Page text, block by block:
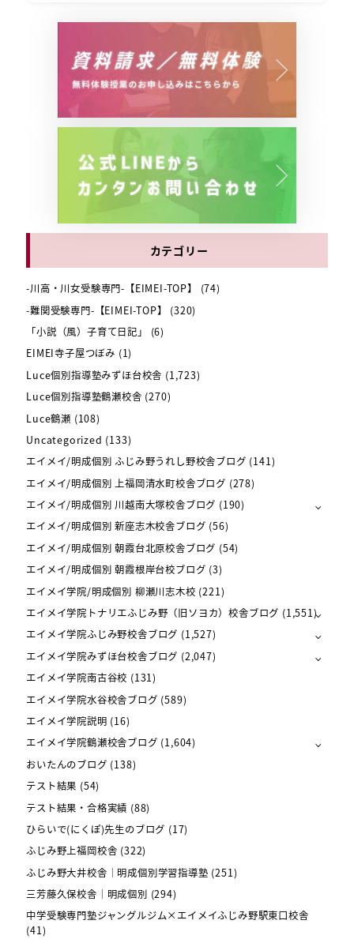
カテゴリー
-川高・川女受験専門-【EIMEI-TOP】
(74)
-難関受験専門-【EIMEI-TOP】
(320)
「小説（風）子育て日記」
(6)
EIMEI寺子屋つぼみ (1)
Luce個別指導塾みずほ台校舎 (1,723)
Luce個別指導塾鶴瀬校舎 (270)
Luce鶴瀬 (108)
Uncategorized (133)
エイメイ/明成個別 ふじみ野うれし野校舎ブログ (141)
エイメイ/明成個別 上福岡清水町校舎ブログ (278)
エイメイ/明成個別 川越南大塚校舎ブログ (190)
エイメイ/明成個別 新座志木校舎ブログ (56)
エイメイ/明成個別 朝霞台北原校舎ブログ (54)
エイメイ/明成個別 朝霞根岸台校ブログ (3)
エイメイ学院/明成個別 柳瀬川志木校 (221)
エイメイ学院トナリエふじみ野（旧ソヨカ）校舎ブログ (1,551)
エイメイ学院ふじみ野校舎ブログ (1,527)
エイメイ学院みずほ台校舎ブログ (2,047)
エイメイ学院南古谷校 (131)
エイメイ学院水谷校舎ブログ (589)
エイメイ学院説明 (16)
エイメイ学院鶴瀬校舎ブログ (1,604)
おいたんのブログ (138)
テスト結果 (54)
テスト結果・合格実績 (88)
ひらいで(にくぽ)先生のブログ (17)
ふじみ野上福岡校舎 (322)
ふじみ野大井校舎｜明成個別学習指導塾 (251)
三芳藤久保校舎｜明成個別 (294)
中学受験専門塾ジャングルジム×エイメイふじみ野駅東口校舎
(41)